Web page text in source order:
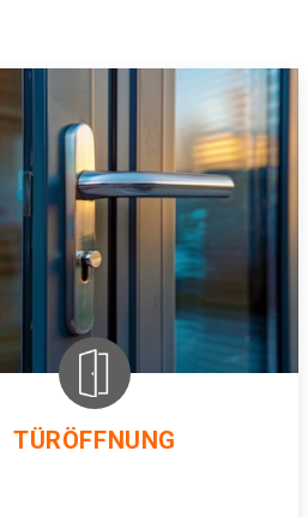
TÜRÖFFNUNG